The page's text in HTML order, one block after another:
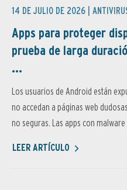
14 DE JULIO DE 2026 |
Apps para proteger
prueba de larga
...
Los usuarios de Android están
no accedan a páginas web
no seguras. Las apps con
LEER ARTÍCULO